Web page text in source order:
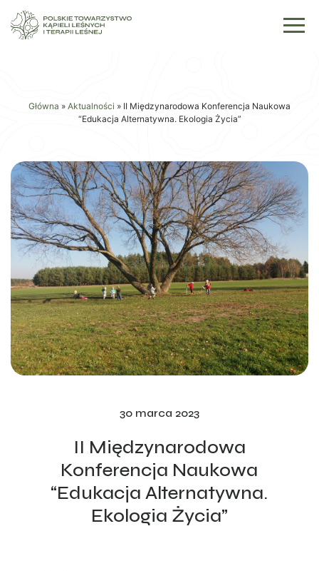
Główna » Aktualności » II Międzynarodowa Konferencja Naukowa
“Edukacja Alternatywna. Ekologia Życia”
30 marca 2023
II Międzynarodowa
Konferencja Naukowa
“Edukacja Alternatywna.
Ekologia Życia”